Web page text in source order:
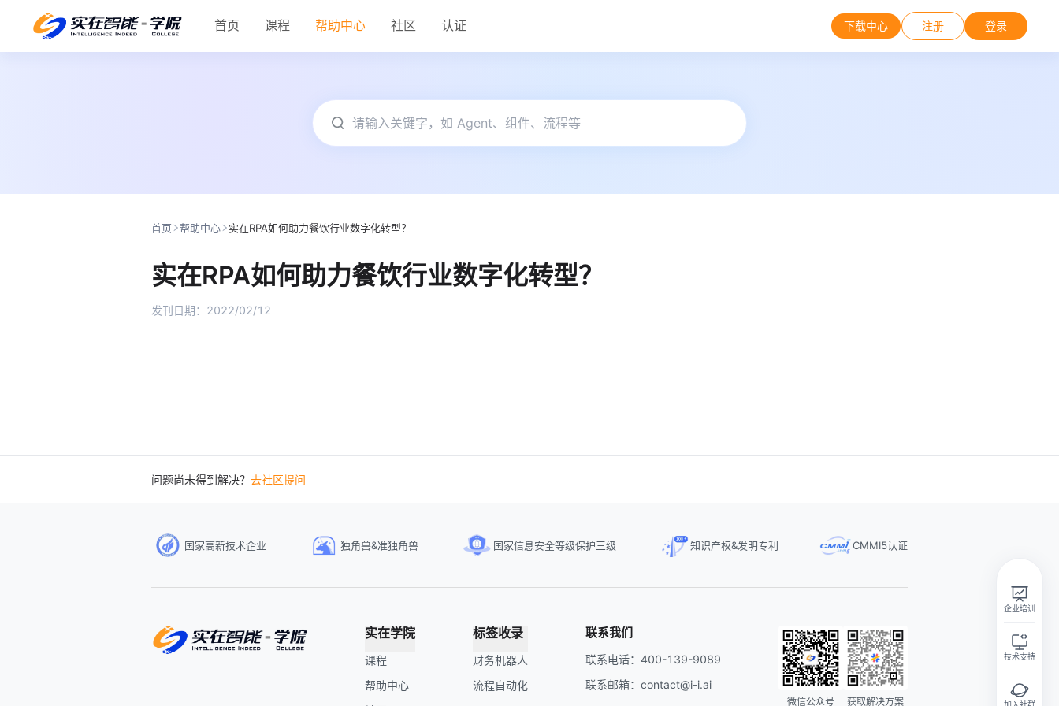
首页 课程 帮助中心 社区 认证 下载中心 注册 登录
首页 帮助中心 实在RPA如何助力餐饮行业数字化转型？
实在RPA如何助力餐饮行业数字化转型？
发刊日期： 2022/02/12
问题尚未得到解决？ 去社区提问
国家高新技术企业 独角兽&准独角兽 国家信息安全等级保护三级 知识产权&发明专利 CMMI5认证
实在学院
课程
帮助中心
标签收录
财务机器人
流程自动化
联系我们
联系电话：400-139-9089
联系邮箱：contact@i-i.ai
微信公众号 获取解决方案
企业培训
技术支持
实在智能Agent学习群